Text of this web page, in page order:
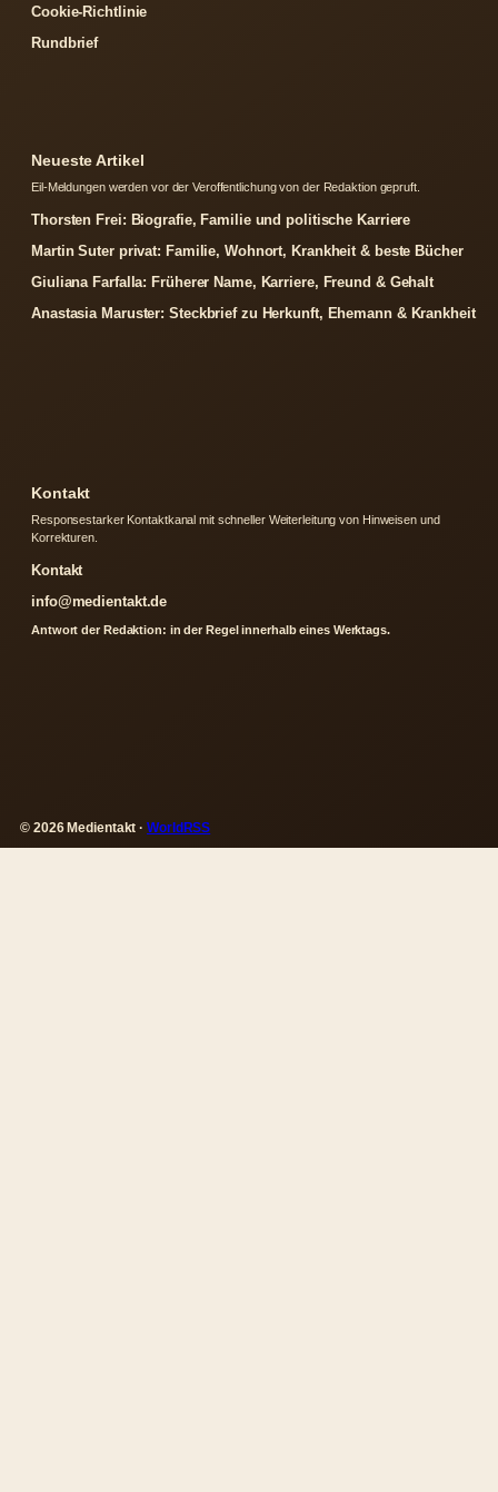
Cookie-Richtlinie
Rundbrief
Neueste Artikel
Eil-Meldungen werden vor der Veroffentlichung von der Redaktion gepruft.
Thorsten Frei: Biografie, Familie und politische Karriere
Martin Suter privat: Familie, Wohnort, Krankheit & beste Bücher
Giuliana Farfalla: Früherer Name, Karriere, Freund & Gehalt
Anastasia Maruster: Steckbrief zu Herkunft, Ehemann & Krankheit
Kontakt
Responsestarker Kontaktkanal mit schneller Weiterleitung von Hinweisen und
Korrekturen.
Kontakt
info@medientakt.de
Antwort der Redaktion: in der Regel innerhalb eines Werktags.
© 2026 Medientakt ·WorldRSS